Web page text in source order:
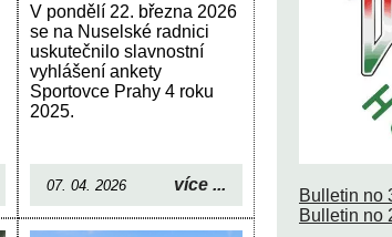
V pondělí 22. března 2026
se na Nuselské radnici
uskutečnilo slavnostní
vyhlášení ankety
Sportovce Prahy 4 roku
2025.
07. 04. 2026 více ...
Bulletin no
Bulletin no